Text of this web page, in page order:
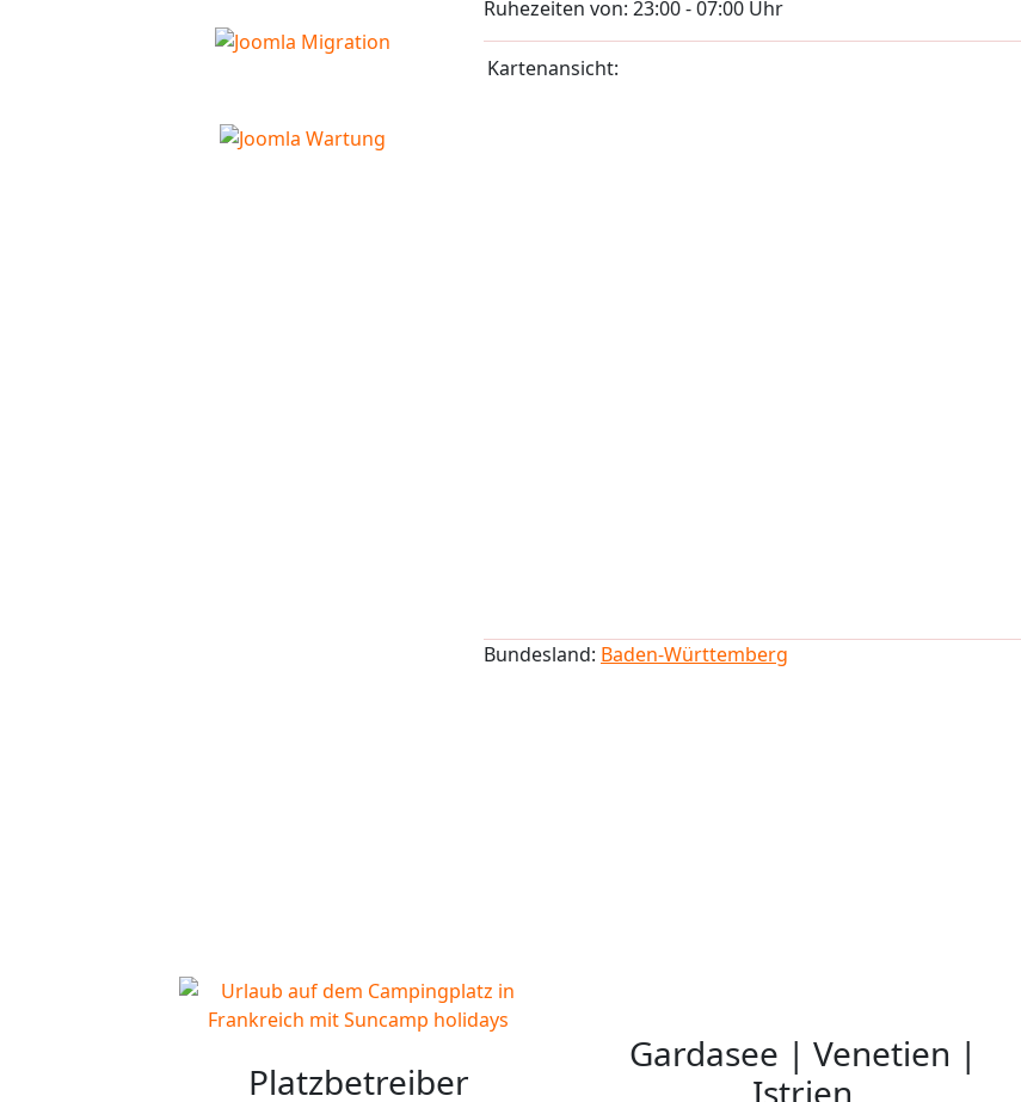
Ruhezeiten von: 23:00 - 07:00 Uhr
Kartenansicht:
Bundesland: Baden-Württemberg
Platzbetreiber
Gardasee | Venetien |